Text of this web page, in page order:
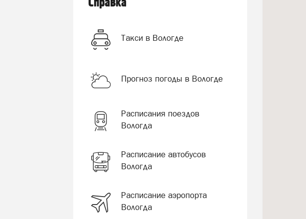
Такси в Вологде
Прогноз погоды в Вологде
Расписания поездов
Вологда
Расписание автобусов
Вологда
Расписание аэропорта
Вологда